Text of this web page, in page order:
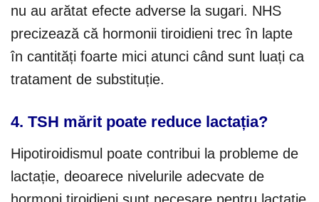
nu au arătat efecte adverse la sugari. NHS
precizează că hormonii tiroidieni trec în lapte
în cantități foarte mici atunci când sunt luați ca
tratament de substituție.
4. TSH mărit poate reduce lactația?
Hipotiroidismul poate contribui la probleme de
lactație, deoarece nivelurile adecvate de